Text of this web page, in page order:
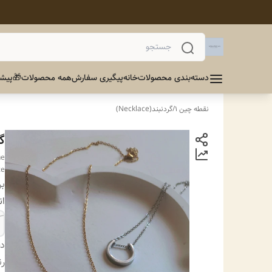
دسته‌بندی محصولاتخانهپیگیری سفارشهمه محصولات
نقطه چین 1 /گردنبند(Necklace)